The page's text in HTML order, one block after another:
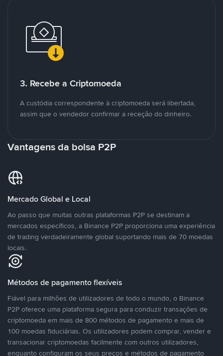
3. Recebe a Criptomoeda
A custódia correspondente à criptomoeda será libertada,
assim que o vendedor confirmar a receção do dinheiro.
Vantagens da bolsa P2P
Mercado Global e Local
Ao passo que muitas outras plataformas P2P se destinam a
mercados específicos, a Binance P2P proporciona uma experiência
de trading verdadeiramente global suportando mais de 70 moedas
locais.
Métodos de pagamento flexíveis
Fiável para milhões de utilizadores de todo o mundo, o Binance
P2P oferece uma plataforma segura para conduzir transações de
criptomoeda em mais de 800 métodos de pagamento e mais de
100 moedas fiduciárias. Os utilizadores podem comprar, vender e
transacionar criptomoedas facilmente com outros utilizadores,
enquanto configuram os seus preços e métodos de pagamento